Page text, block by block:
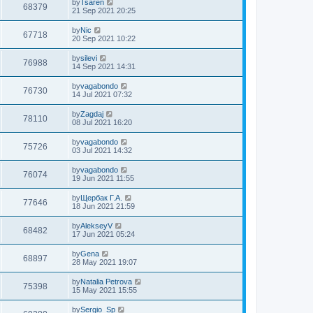
68379 byTsaren
21 Sep 2021 20:25
67718 byNic
20 Sep 2021 10:22
76988 bysilevi
14 Sep 2021 14:31
76730 byvagabondo
14 Jul 2021 07:32
78110 byZagdaj
08 Jul 2021 16:20
75726 byvagabondo
03 Jul 2021 14:32
76074 byvagabondo
19 Jun 2021 11:55
77646 byЩербак Г.А.
18 Jun 2021 21:59
68482 byAlekseyV
17 Jun 2021 05:24
68897 byGena
28 May 2021 19:07
75398 byNatalia Petrova
15 May 2021 15:55
bySergio_Sp